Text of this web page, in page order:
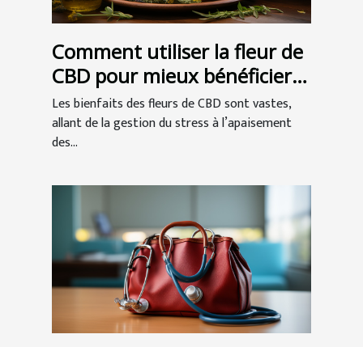
Comment utiliser la fleur de
CBD pour mieux bénéficier
de ses vertus ?
Les bienfaits des fleurs de CBD sont vastes,
allant de la gestion du stress à l’apaisement
des...